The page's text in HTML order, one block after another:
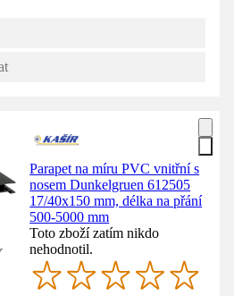
Parapet na míru PVC vnitřní s
nosem Dunkelgruen 612505
17/40x150 mm, délka na přání
500-5000 mm
Toto zboží zatím nikdo
nehodnotil.